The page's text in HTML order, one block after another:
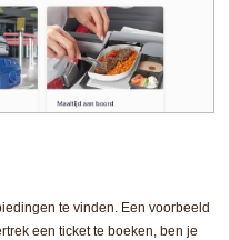
te vinden. Een voorbeeld
een ticket te boeken, ben je